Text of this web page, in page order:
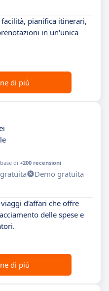
pianifica itinerari,
in un'unica
di più
di +200 recensioni
Demo gratuita
d'affari che offre
delle spese e
di più